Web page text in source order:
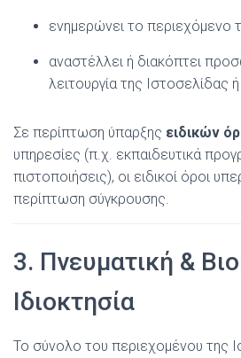
ενημερώνει το περιεχόμενο
αναστέλλει ή διακόπτει
λειτουργία της Ιστοσελίδας
Σε περίπτωση ύπαρξης ειδικών
υπηρεσίες (π.χ. εκπαιδευτικά
πιστοποιήσεις), οι ειδικοί όροι
περίπτωση σύγκρουσης.
3. Πνευματική &
Ιδιοκτησία
Το σύνολο του περιεχομένου της